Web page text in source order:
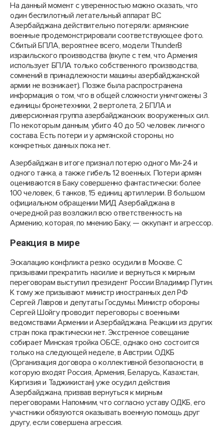
На данный момент с уверенностью можно сказать, что
один беспилотный летательный аппарат ВС
Азербайджана действительно потеряли: армянские
военные продемонстрировали соответствующее фото.
Сбитый БПЛА, вероятнее всего, модели ThunderB
израильского производства (вкупе с тем, что Армения
использует БПЛА только собственного производства,
сомнений в принадлежности машины азербайджанской
армии не возникает). Позже была распространена
информация о том, что в общей сложности уничтожены 3
единицы бронетехники, 2 вертолета, 2 БПЛА и
диверсионная группа азербайджанских вооруженных сил.
По некоторым данным, убито 40 до 50 человек личного
состава. Есть потери и у армянской стороны, но
конкретных данных пока нет.
Азербайджан в итоге признал потерю одного Ми-24 и
одного танка, а также гибель 12 военных. Потери армян
оцениваются в Баку совершенно фантастически: более
100 человек, 6 танков, 15 единиц артиллерии. В большом
официальном обращении МИД Азербайджана в
очередной раз возложил всю ответственность на
Армению, которая, по мнению Баку, — оккупант и агрессор.
Реакция в мире
Эскалацию конфликта резко осудили в Москве. С
призывами прекратить насилие и вернуться к мирным
переговорам выступил президент России Владимир Путин.
К тому же призывают министр иностранных дел РФ
Сергей Лавров и депутаты Госдумы. Министр обороны
Cергей Шойгу проводит переговоры с военными
ведомствами Армении и Азербайджана. Реакции из других
стран пока практически нет. Экстренное совещание
собирает Минская тройка ОБСЕ, однако оно состоится
только на следующей неделе, в Австрии. ОДКБ
(Организация договора о коллективной безопасности, в
которую входят Россия, Армения, Беларусь, Казахстан,
Киргизия и Таджикистан) уже осудил действия
Азербайджана, призвав вернуться к мирным
переговорами. Напомним, что согласно уставу ОДКБ, его
участники обязуются оказывать военную помощь друг
другу, если совершена агрессия.